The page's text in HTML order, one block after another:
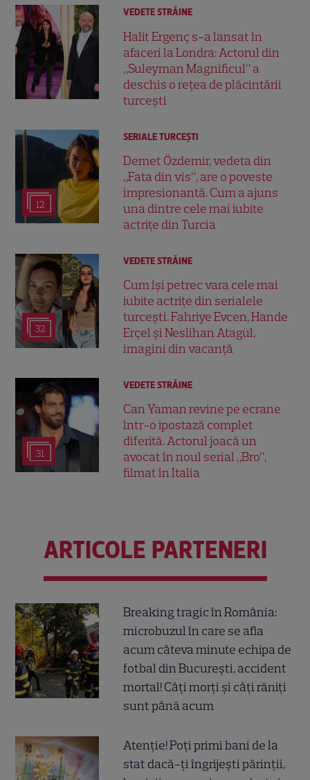
VEDETE STRĂINE
Halit Ergenç s-a lansat în
afaceri la Londra: Actorul din
„Suleyman Magnificul” a
deschis o rețea de plăcintării
turcești
12
SERIALE TURCEŞTI
Demet Özdemir, vedeta din
„Fata din vis”, are o poveste
impresionantă. Cum a ajuns
una dintre cele mai iubite
actrițe din Turcia
32
VEDETE STRĂINE
Cum își petrec vara cele mai
iubite actrițe din serialele
turcești. Fahriye Evcen, Hande
Erçel și Neslihan Atagül,
imagini din vacanță
31
VEDETE STRĂINE
Can Yaman revine pe ecrane
într-o ipostază complet
diferită. Actorul joacă un
avocat în noul serial „Bro”,
filmat în Italia
ARTICOLE PARTENERI
Breaking tragic în România:
microbuzul în care se afla
acum câteva minute echipa de
fotbal din București, accident
mortal! Câți morți și câți răniți
sunt până acum
Atenție! Poți primi bani de la
stat dacă-ți îngrijești părinții,